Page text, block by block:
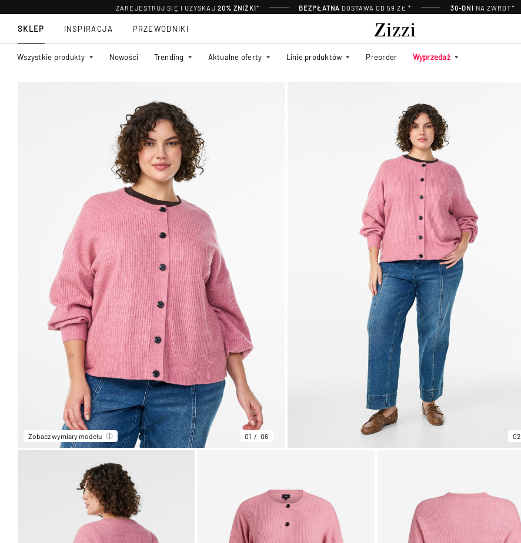
ZAREJESTRUJ SIĘ I UZYSKAJ 20% ZNIŻKI* BEZPŁATNA DOSTAWA OD 59 ZŁ * 30-DNI NA ZWROT*
SKLEP
Wszystkie produkty Nowości Trending Aktualne oferty Linie produktów Preorder Wyprzedaż
INSPIRACJA PRZEWODNIKI
Zobacz wymiary modelu 01 06 02